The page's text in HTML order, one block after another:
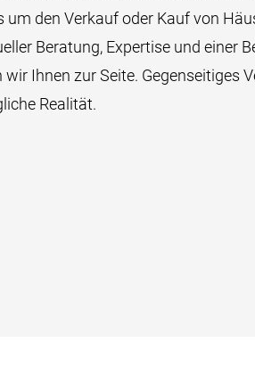
den Verkauf oder Kauf von
Beratung, Expertise und einer
Ihnen zur Seite. Gegenseitiges
Realität.